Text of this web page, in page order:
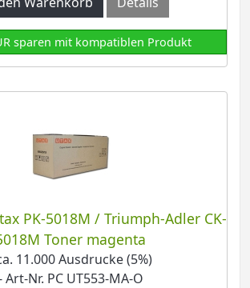
sparen mit kompatiblen Produkt
PK-5018M / Triumph-Adler CK-
Toner magenta
11.000 Ausdrucke (5%)
Art-Nr. PC UT553-MA-O